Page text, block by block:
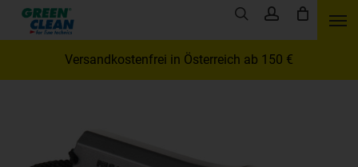
Versandkostenfrei in Österreich ab 150 €
Skip
search account